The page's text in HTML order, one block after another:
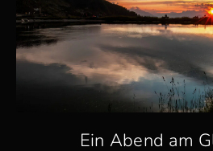
Ein Abend am